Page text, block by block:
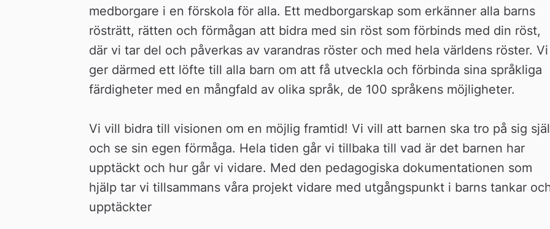
medborgare i en förskola för alla. Ett medborgarskap som erkänner alla barns
rösträtt, rätten och förmågan att bidra med sin röst som förbinds med din röst,
där vi tar del och påverkas av varandras röster och med hela världens röster. Vi
ger därmed ett löfte till alla barn om att få utveckla och förbinda sina språkliga
färdigheter med en mångfald av olika språk, de 100 språkens möjligheter.
Vi vill bidra till visionen om en möjlig framtid! Vi vill att barnen ska tro på sig
och se sin egen förmåga. Hela tiden går vi tillbaka till vad är det barnen har
upptäckt och hur går vi vidare. Med den pedagogiska dokumentationen som
hjälp tar vi tillsammans våra projekt vidare med utgångspunkt i barns tankar
upptäckter